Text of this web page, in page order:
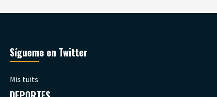
Sígueme en Twitter
Mis tuits